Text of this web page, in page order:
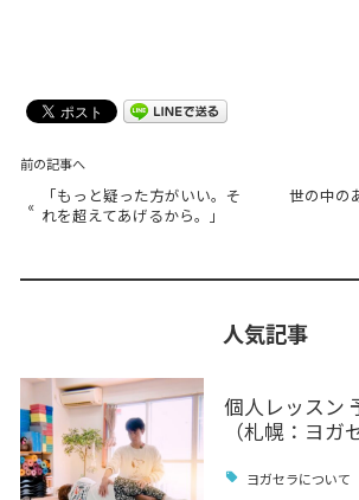
前の記事へ
«
「もっと疑った方がいい。そ
れを超えてあげるから。」
世の中の
人気記事
個人レッスン
（札幌：ヨガ
ヨガセラについて